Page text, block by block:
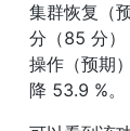
集群恢复（
分（85 分）
操作（预期
降 53.9 %。